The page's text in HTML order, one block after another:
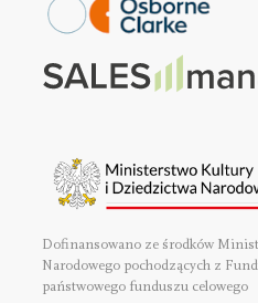
Dofinansowano ze środków
Narodowego pochodzących z
państwowego funduszu celowego